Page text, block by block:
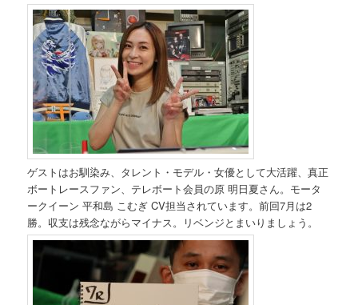
ゲストはお馴染み、タレント・モデル・女優として大活躍、真正
ボートレースファン、テレボート会員の原 明日夏さん。モータ
ークイーン 平和島 こむぎ CV担当されています。前回7月は2
勝。収支は残念ながらマイナス。リベンジとまいりましょう。